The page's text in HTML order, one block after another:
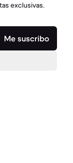
exclusivas.
Me suscribo